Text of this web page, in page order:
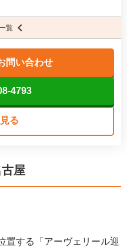
覧
問い合わせ
4793
る
屋
置する「アーヴェリール迎